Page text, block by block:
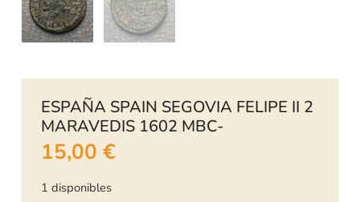
ESPAÑA SPAIN SEGOVIA FELIPE II 2
MARAVEDIS 1602 MBC-
15,00 €
1 disponibles